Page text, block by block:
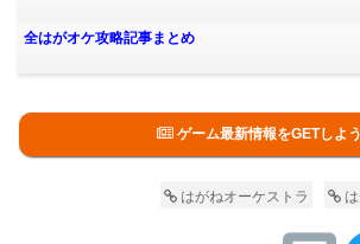
全はがオケ攻略記事まとめ
ゲーム最新情報をGETしよう
はがねオーケストラ